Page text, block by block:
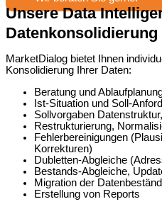
Unsere Data
Datenkonsolidierung
MarketDialog bietet Ihnen
Konsolidierung Ihrer Daten:
Beratung und
Ist-Situation und Soll-
Sollvorgaben
Restrukturierung,
Fehlerbereinigungen
Korrekturen)
Dubletten-Abgleiche
Bestands-Abgleiche,
Migration der
Erstellung von Reports